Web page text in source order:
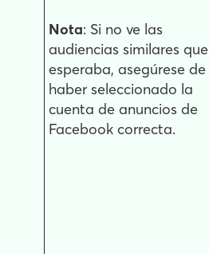
Nota: Si no ve las
audiencias similares que
esperaba, asegúrese de
haber seleccionado la
cuenta de anuncios de
Facebook correcta.